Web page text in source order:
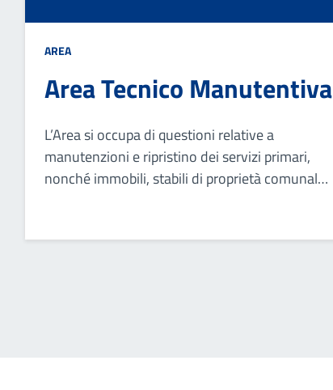
AREA
Area Tecnico Manutentiva
L’Area si occupa di questioni relative a
manutenzioni e ripristino dei servizi primari,
nonché immobili, stabili di proprietà comunale,
cimiteriali.